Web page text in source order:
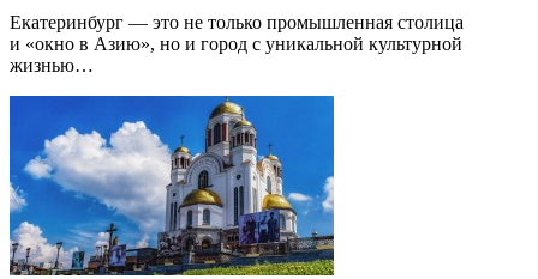
Екатеринбург — это не только промышленная столица
и «окно в Азию», но и город с уникальной культурной
жизнью…